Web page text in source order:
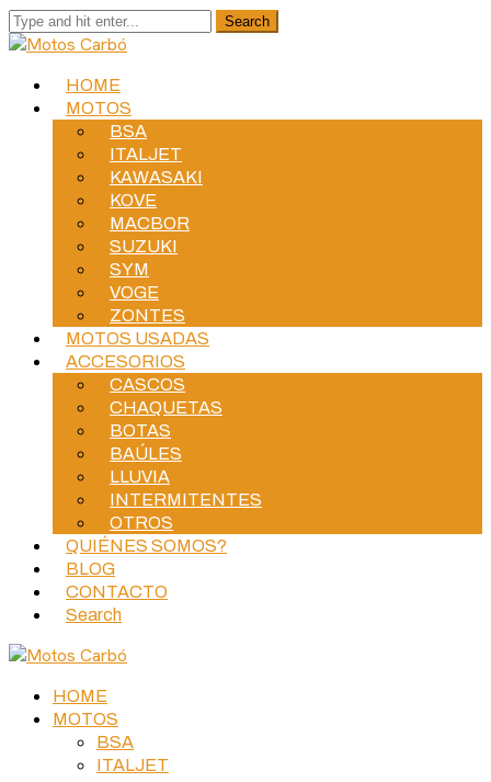
HOME
MOTOS
BSA
ITALJET
KAWASAKI
KOVE
MACBOR
SUZUKI
SYM
VOGE
ZONTES
MOTOS USADAS
ACCESORIOS
CASCOS
CHAQUETAS
BOTAS
BAÚLES
LLUVIA
INTERMITENTES
OTROS
QUIÉNES SOMOS?
BLOG
CONTACTO
Search
HOME
MOTOS
BSA
ITALJET